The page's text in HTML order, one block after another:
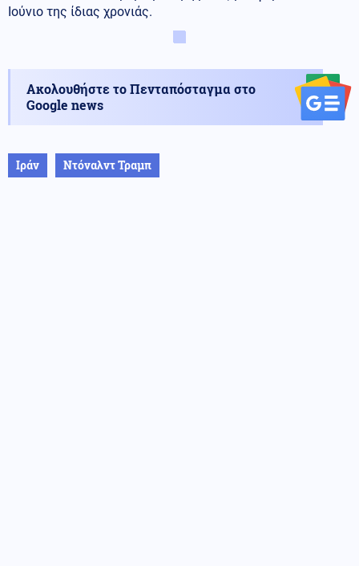
Ιούνιο της ίδιας χρονιάς.
Ακολουθήστε το Πενταπόσταγμα στο
Google news
Ιράν Ντόναλντ Τραμπ